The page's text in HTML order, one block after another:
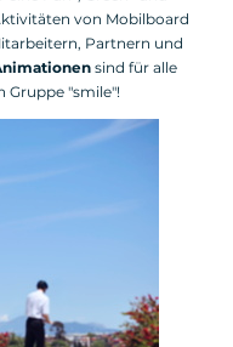
von Mobilboard
Partnern und
sind für alle
Gruppe "smile"!